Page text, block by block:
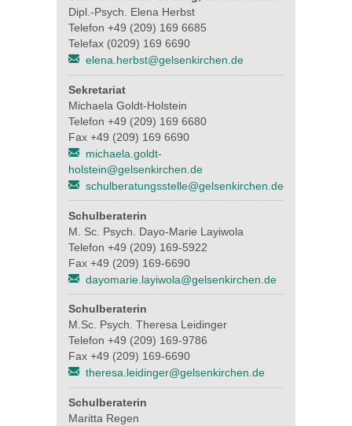
Dipl.-Psych. Elena Herbst
Telefon +49 (209) 169 6685
Telefax (0209) 169 6690
elena.herbst@gelsenkirchen.de
Sekretariat
Michaela Goldt-Holstein
Telefon +49 (209) 169 6680
Fax +49 (209) 169 6690
michaela.goldt-
holstein@gelsenkirchen.de
schulberatungsstelle@gelsenkirchen.de
Schulberaterin
M. Sc. Psych. Dayo-Marie Layiwola
Telefon +49 (209) 169-5922
Fax +49 (209) 169-6690
dayomarie.layiwola@gelsenkirchen.de
Schulberaterin
M.Sc. Psych. Theresa Leidinger
Telefon +49 (209) 169-9786
Fax +49 (209) 169-6690
theresa.leidinger@gelsenkirchen.de
Schulberaterin
Maritta Regen